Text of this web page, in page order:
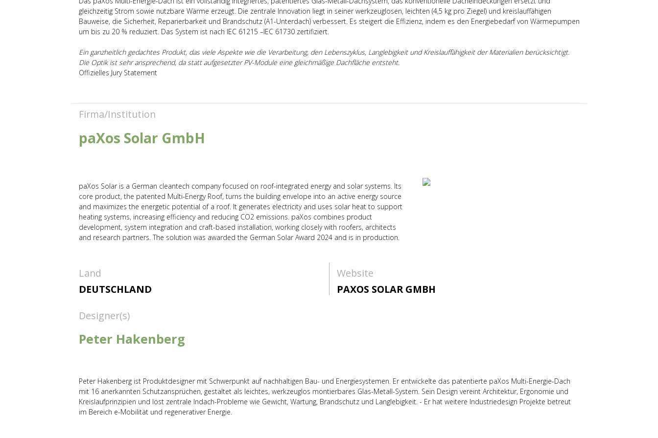
gleichzeitig Strom sowie nutzbare Wärme erzeugt. Die zentrale Innovation liegt in seiner werkzeuglosen, leichten (4,5 kg pro Ziegel) und kreislauffähigen
Bauweise, die Sicherheit, Reparierbarkeit und Brandschutz (A1-Unterdach) verbessert. Es steigert die Effizienz, indem es den Energiebedarf von Wärmepumpen
um bis zu 20 % reduziert. Das System ist nach IEC 61215 –IEC 61730 zertifiziert.
Ein ganzheitlich gedachtes Produkt, das viele Aspekte wie die Verarbeitung, den Lebenszyklus, Langlebigkeit und Kreislauffähigkeit der Materialien berücksichtigt.
Die Optik ist sehr ansprechend, da statt aufgesetzter PV-Module eine gleichmäßige Dachfläche entsteht.
Offizielles Jury Statement
Firma/Institution
paXos Solar GmbH
paXos Solar is a German cleantech company focused on roof-integrated energy and solar systems. Its
core product, the patented Multi-Energy Roof, turns the building envelope into an active energy source
and maximizes the energetic potential of a roof. It generates electricity and uses solar heat to support
heating systems, increasing efficiency and reducing CO2 emissions. paXos combines product
development, system integration and craft-based installation, working closely with roofers, architects
and research partners. The solution was awarded the German Solar Award 2024 and is in production.
Land
DEUTSCHLAND
Website
PAXOS SOLAR GMBH
Designer(s)
Peter Hakenberg
Peter Hakenberg ist Produktdesigner mit Schwerpunkt auf nachhaltigen Bau- und Energiesystemen. Er entwickelte das patentierte paXos Multi-Energie-Dach
mit 16 anerkannten Schutzansprüchen, gestaltet als leichtes, werkzeuglos montierbares Glas-Metall-System. Sein Design vereint Architektur, Ergonomie und
Kreislaufprinzipien und löst zentrale Indach-Probleme wie Gewicht, Wartung, Brandschutz und Langlebigkeit. - Er hat weitere Industriedesign Projekte betreut
im Bereich e-Mobilität und regenerativer Energie.